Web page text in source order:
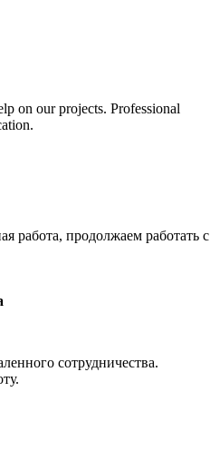
on our projects. Professional
работа, продолжаем работать с
сотрудничества.